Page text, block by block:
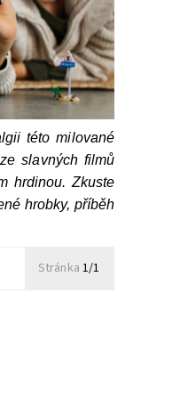
této milované
slavných filmů
hrdinou. Zkuste
hrobky, příběh
Stránka 1/1